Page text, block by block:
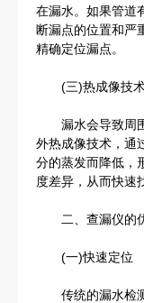
在漏水。如果管道
断漏点的位置和严
精确定位漏点。
(三)热成像技
漏水会导致周围
外热成像技术，通
分的蒸发而降低，
度差异，从而快速
二、查漏仪的
(一)快速定位
传统的漏水检测